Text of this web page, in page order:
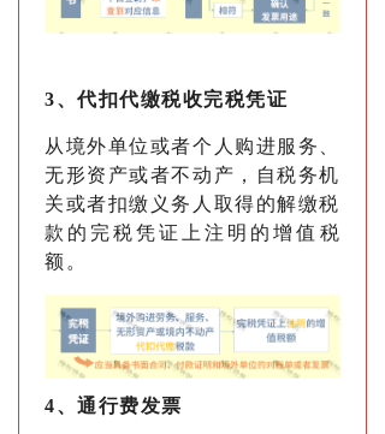
3、代扣代缴税收完税凭证
从境外单位或者个人购进服务、
无形资产或者不动产，自税务机
关或者扣缴义务人取得的解缴税
款的完税凭证上注明的增值税
额。
4、通行费发票